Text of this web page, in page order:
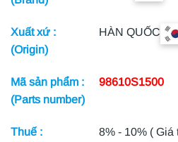
Xuất xứ :
(Origin)
HÀN QUỐC
Mã sản phẩm :
(Parts number)
98610S1500
Thuế :
8% - 10% (